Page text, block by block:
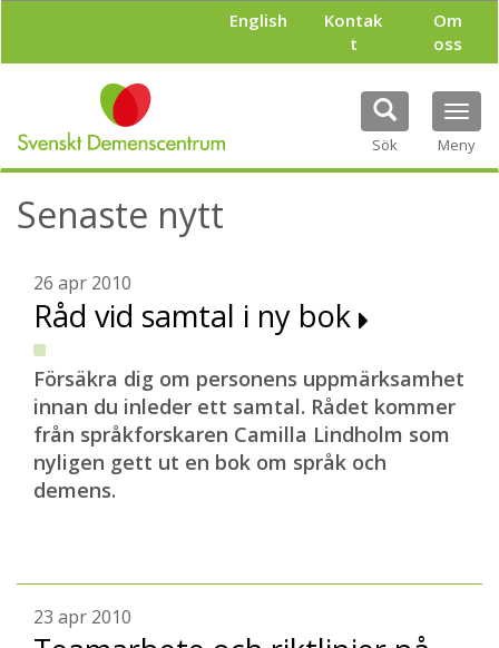
l
English
Kontak
t
Om
oss
Sök Meny
Senaste nytt
26 apr 2010
Råd vid samtal i ny bok
Försäkra dig om personens uppmärksamhet
innan du inleder ett samtal. Rådet kommer
från språkforskaren Camilla Lindholm som
nyligen gett ut en bok om språk och
demens.
23 apr 2010